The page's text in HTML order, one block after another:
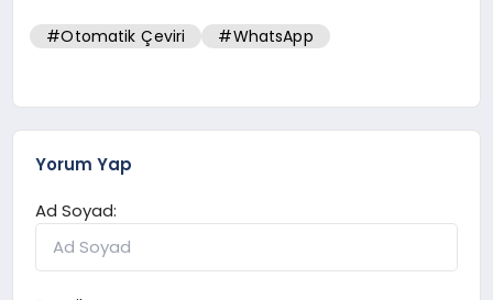
#Otomatik Çeviri #WhatsApp
Yorum Yap
Ad Soyad: